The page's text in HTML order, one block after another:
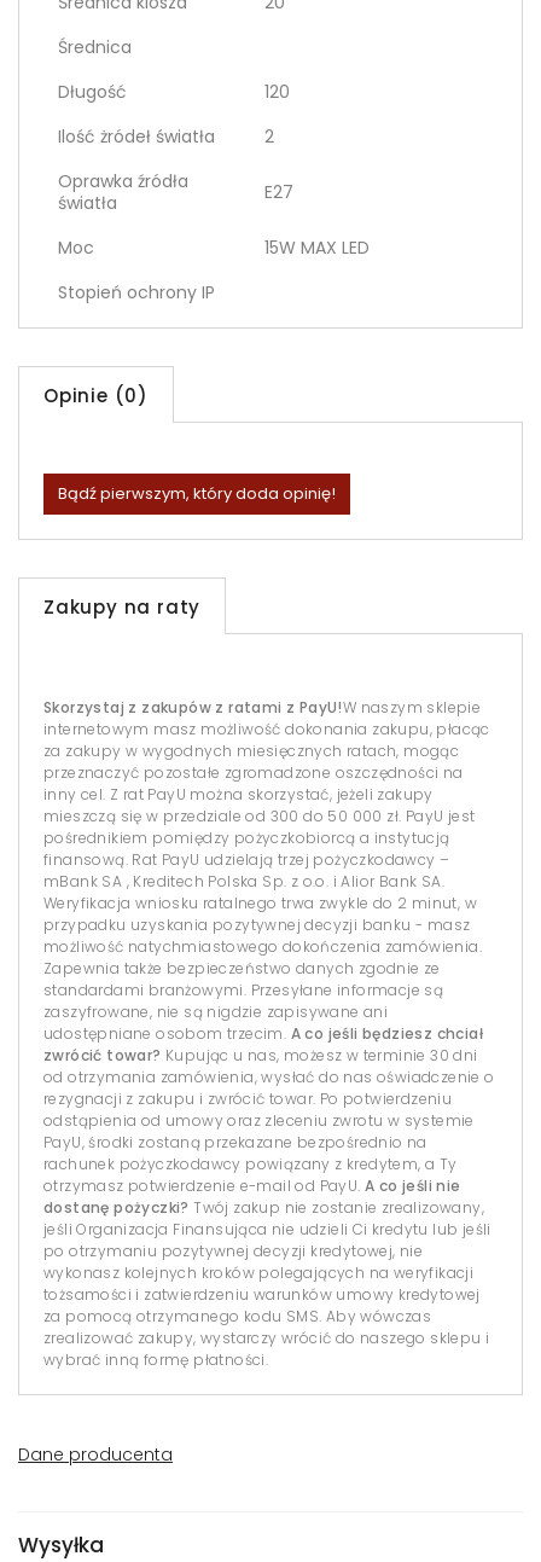
Średnica
Długość
120
Ilość żródeł światła
2
Oprawka źródła
światła
E27
Moc
15W MAX LED
Stopień ochrony IP
Opinie (0)
Bądź pierwszym, który doda opinię!
Zakupy na raty
Skorzystaj z zakupów z ratami z PayU!W naszym sklepie
internetowym masz możliwość dokonania zakupu, płacąc
za zakupy w wygodnych miesięcznych ratach, mogąc
przeznaczyć pozostałe zgromadzone oszczędności na
inny cel. Z rat PayU można skorzystać, jeżeli zakupy
mieszczą się w przedziale od 300 do 50 000 zł. PayU jest
pośrednikiem pomiędzy pożyczkobiorcą a instytucją
finansową. Rat PayU udzielają trzej pożyczkodawcy –
mBank SA , Kreditech Polska Sp. z o.o. i Alior Bank SA.
Weryfikacja wniosku ratalnego trwa zwykle do 2 minut, w
przypadku uzyskania pozytywnej decyzji banku - masz
możliwość natychmiastowego dokończenia zamówienia.
Zapewnia także bezpieczeństwo danych zgodnie ze
standardami branżowymi. Przesyłane informacje są
zaszyfrowane, nie są nigdzie zapisywane ani
udostępniane osobom trzecim. A co jeśli będziesz chciał
zwrócić towar? Kupując u nas, możesz w terminie 30 dni
od otrzymania zamówienia, wysłać do nas oświadczenie o
rezygnacji z zakupu i zwrócić towar. Po potwierdzeniu
odstąpienia od umowy oraz zleceniu zwrotu w systemie
PayU, środki zostaną przekazane bezpośrednio na
rachunek pożyczkodawcy powiązany z kredytem, a Ty
otrzymasz potwierdzenie e-mail od PayU. A co jeśli nie
dostanę pożyczki? Twój zakup nie zostanie zrealizowany,
jeśli Organizacja Finansująca nie udzieli Ci kredytu lub jeśli
po otrzymaniu pozytywnej decyzji kredytowej, nie
wykonasz kolejnych kroków polegających na weryfikacji
tożsamości i zatwierdzeniu warunków umowy kredytowej
za pomocą otrzymanego kodu SMS. Aby wówczas
zrealizować zakupy, wystarczy wrócić do naszego sklepu i
wybrać inną formę płatności.
Dane producenta
Wysyłka